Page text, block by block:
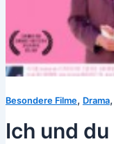
Besondere Filme, Drama,
Ich und